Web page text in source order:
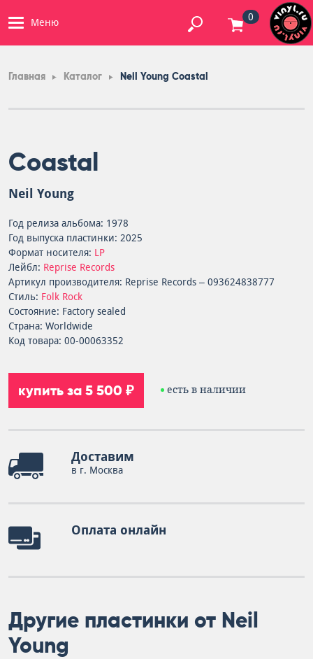
Меню 0
Главная Каталог Neil Young Coastal
Coastal
Neil Young
Год релиза альбома: 1978
Год выпуска пластинки: 2025
Формат носителя: LP
Лейбл: Reprise Records
Артикул производителя: Reprise Records – 093624838777
Стиль: Folk Rock
Состояние: Factory sealed
Страна: Worldwide
Код товара: 00-00063352
купить за 5 500 ₽ есть в наличии
Доставим
в г. Москва
Оплата онлайн
Другие пластинки от Neil
Young